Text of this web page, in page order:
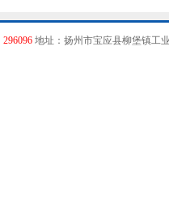
296096地址：扬州市宝应县柳堡镇工